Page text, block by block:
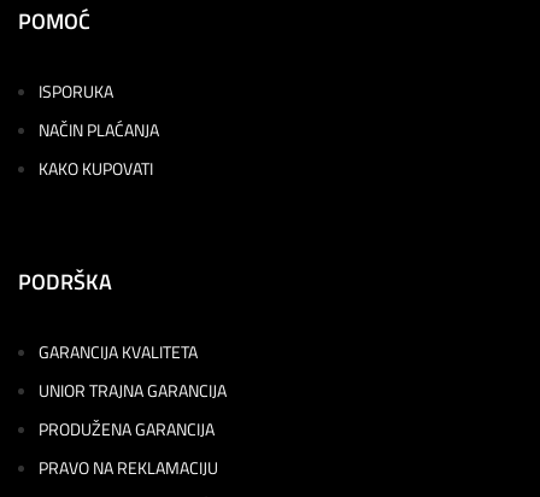
POMOĆ
ISPORUKA
NAČIN PLAĆANJA
KAKO KUPOVATI
PODRŠKA
GARANCIJA KVALITETA
UNIOR TRAJNA GARANCIJA
PRODUŽENA GARANCIJA
PRAVO NA REKLAMACIJU